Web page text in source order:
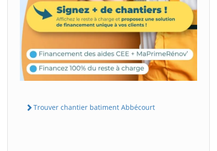
Trouver chantier batiment Abbécourt